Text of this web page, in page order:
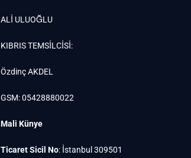
ALİ ULUOĞLU
KIBRIS TEMSİLCİSİ:
Özdinç AKDEL
GSM: 05428880022
Mali Künye
Ticaret Sicil No: İstanbul 309501